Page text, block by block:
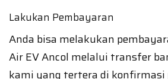
Lakukan Pembayaran
Anda bisa melakukan
Air EV Ancol melalui transfer
kami yang tertera di konfirmasi